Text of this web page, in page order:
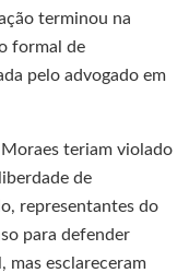
terminou na
formal de
pelo advogado em
teriam violado
de
representantes do
para defender
mas esclareceram